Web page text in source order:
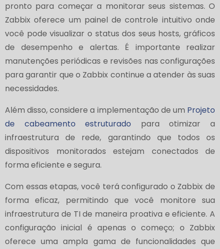
pronto para começar a monitorar seus sistemas. O
Zabbix oferece um painel de controle intuitivo onde
você pode visualizar o status dos seus hosts, gráficos
de desempenho e alertas. É importante realizar
manutenções periódicas e revisões nas configurações
para garantir que o Zabbix continue a atender às suas
necessidades.
Além disso, considere a implementação de um Projeto
de cabeamento estruturado para otimizar a
infraestrutura de rede, garantindo que todos os
dispositivos monitorados estejam conectados de
forma eficiente e segura.
Com essas etapas, você terá configurado o Zabbix de
forma eficaz, permitindo que você monitore sua
infraestrutura de TI de maneira proativa e eficiente. A
configuração inicial é apenas o começo; o Zabbix
oferece uma ampla gama de funcionalidades que